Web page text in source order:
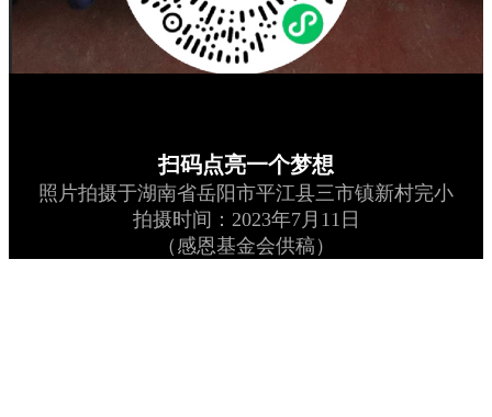
扫码点亮一个梦想
照片拍摄于湖南省岳阳市平江县三市镇新村完小
拍摄时间：2023年7月11日
（感恩基金会供稿）